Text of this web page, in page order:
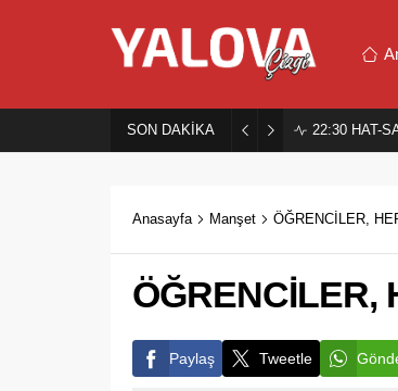
SON DAKİKA 22:30 HAT-
Anasayfa Manşet ÖĞRENCİLER,
ÖĞRENCİLER,
Paylaş Tweetle